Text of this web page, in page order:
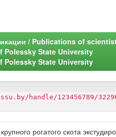
/ Publications of
Polessky State University
Polessky State University
handle/123456789/
рогатого скота